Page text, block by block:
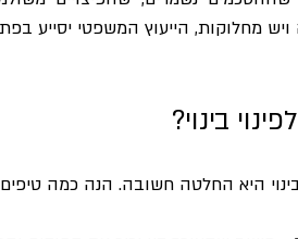
מחלוקות, הייעוץ המשפטי יסייע
בינוי?
היא החלטה חשובה. הנה כמה